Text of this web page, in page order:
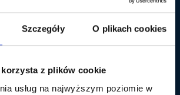
Szczegóły O plikach cookies
z plików cookie
usług na najwyższym poziomie w
agencje SEO – limity danych
i programiści, którzy
migrują strony – Revamper11
występują błędy związane z